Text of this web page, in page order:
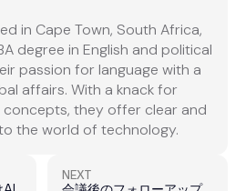
in Cape Town, South Africa,
degree in English and political
passion for language with a
affairs. With a knack for
concepts, they offer clear and
the world of technology.
NEXT